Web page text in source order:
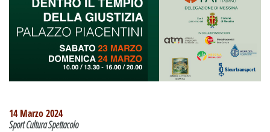
14 Marzo 2024
Sport Cultura Spettacolo